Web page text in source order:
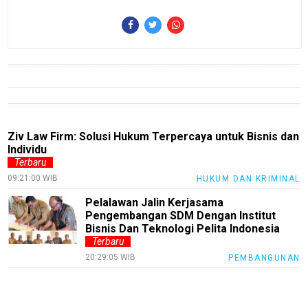
Ziv Law Firm: Solusi Hukum Terpercaya untuk Bisnis dan
Individu
Terbaru
09:21:00 WIB HUKUM DAN KRIMINAL
Pelalawan Jalin Kerjasama
Pengembangan SDM Dengan Institut
Bisnis Dan Teknologi Pelita Indonesia
Terbaru
20:29:05 WIB PEMBANGUNAN
Cat
Food
Lifestyle
Review
Pinjol
SourceCode